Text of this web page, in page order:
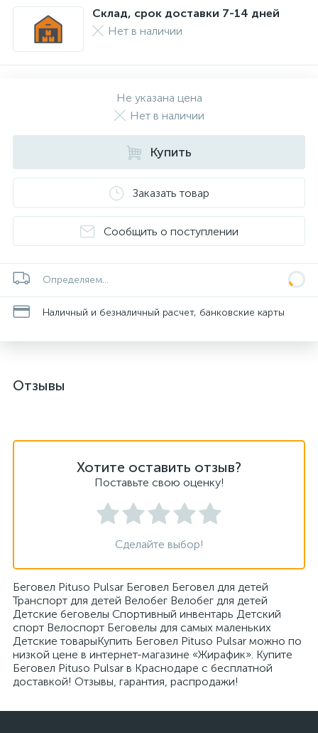
Склад, срок доставки 7-14 дней
Нет в наличии
Не указана цена
Нет в наличии
Купить
Заказать товар
Сообщить о поступлении
Определяем...
Наличный и безналичный расчет, банковские карты
Отзывы
Хотите оставить отзыв?
Поставьте свою оценку!
Сделайте выбор!
Беговел Pituso Pulsar Беговел Беговел для детей
Транспорт для детей Велобег Велобег для детей
Детские беговелы Спортивный инвентарь Детский
спорт Велоспорт Беговелы для самых маленьких
Детские товарыКупить Беговел Pituso Pulsar можно по
низкой цене в интернет-магазине «Жирафик». Купите
Беговел Pituso Pulsar в Краснодаре с бесплатной
доставкой! Отзывы, гарантия, распродажи!